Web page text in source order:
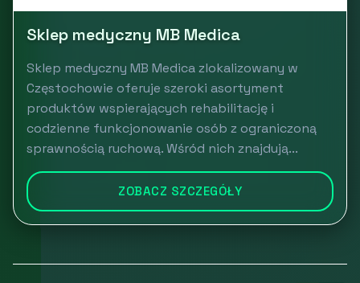
Sklep medyczny MB Medica
Sklep medyczny MB Medica zlokalizowany w
Częstochowie oferuje szeroki asortyment
produktów wspierających rehabilitację i
codzienne funkcjonowanie osób z ograniczoną
sprawnością ruchową. Wśród nich znajdują...
ZOBACZ SZCZEGÓŁY